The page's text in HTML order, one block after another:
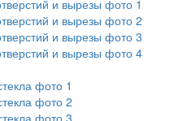
и вырезы фото 1
и вырезы фото 2
и вырезы фото 3
и вырезы фото 4
фото 1
фото 2